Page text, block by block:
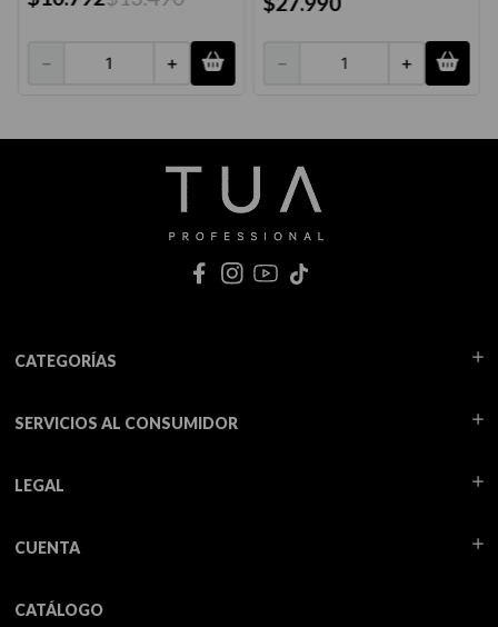
＋
－ ＋
－
CATEGORÍAS
SERVICIOS AL CONSUMIDOR
LEGAL
CUENTA
CATÁLOGO